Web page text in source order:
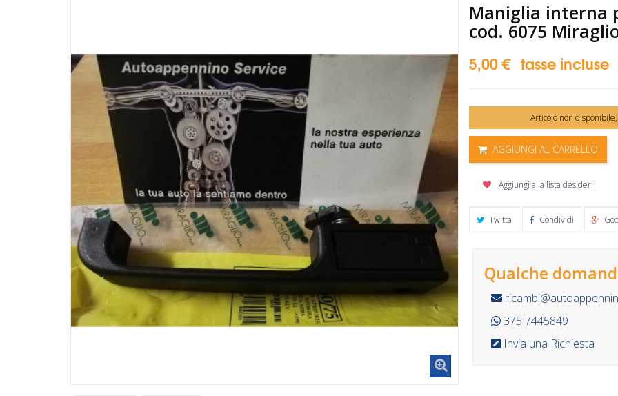
Maniglia interna
cod. 6075
5,00 € tasse incluse
Articolo non
AGGIUNGI AL CARRELLO
Aggiungi alla lista desideri
Twitta Condividi
Qualche
375 7445849
Invia una Richiesta